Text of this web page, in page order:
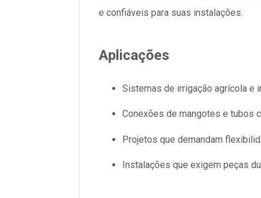
e confiáveis para suas instalações.
Aplicações
Sistemas de irrigação agrícola e
Conexões de mangotes e tubos
Projetos que demandam
Instalações que exigem peças